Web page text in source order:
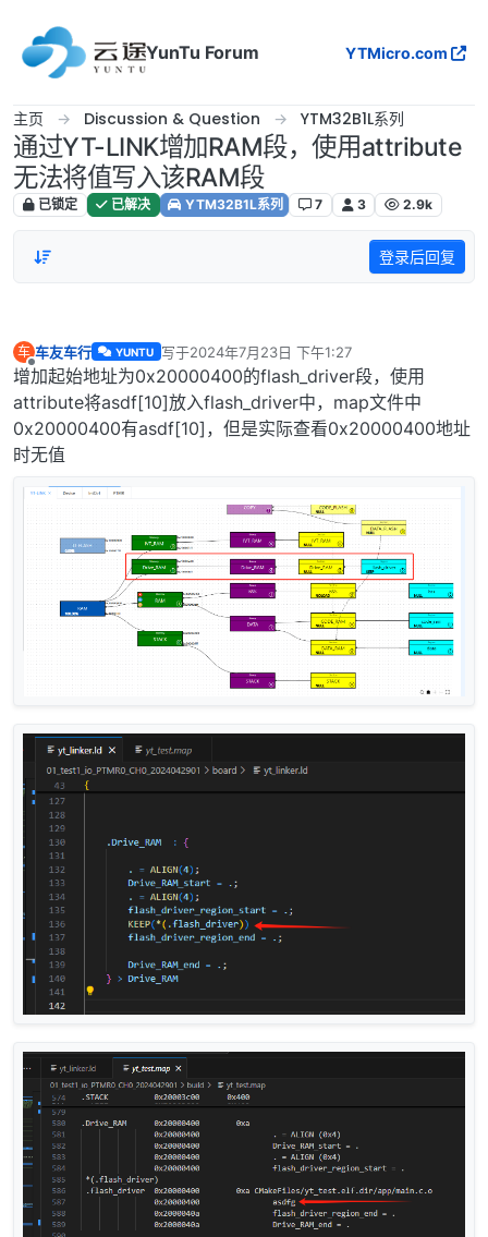
YunTu Forum
YTMicro.com
主页 Discussion & Question YTM32B1L系列
通过YT-LINK增加RAM段，使用attribute
无法将值写入该RAM段
已锁定 已解决 YTM32B1L系列 7 3 2.9k
登录后回复
车
离线
车友车行 YUNTU 写于2024年7月23日 下午1:27
最后由 编辑
增加起始地址为0x20000400的flash_driver段，使用
attribute将asdf[10]放入flash_driver中，map文件中
0x20000400有asdf[10]，但是实际查看0x20000400地址
时无值